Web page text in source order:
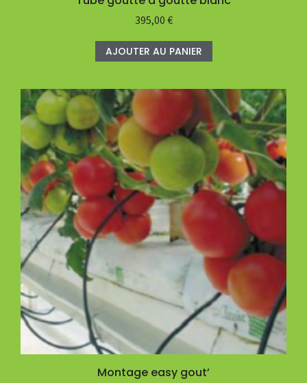
395,00 €
AJOUTER AU PANIER
Montage easy gout’